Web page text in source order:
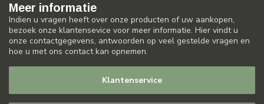
Meer informatie
Indien u vragen heeft over onze producten of uw aankopen,
bezoek onze klantensevice voor meer informatie. Hier vindt u
onze contactgegevens, antwoorden op veel gestelde vragen en
hoe u met ons contact kan opnemen.
Klantenservice